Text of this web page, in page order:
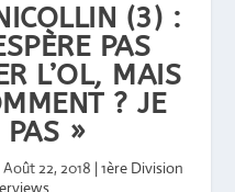
(3) :
PAS
L’OL, MAIS
? JE
PAS »
Août 22, 2018 |1ère Division